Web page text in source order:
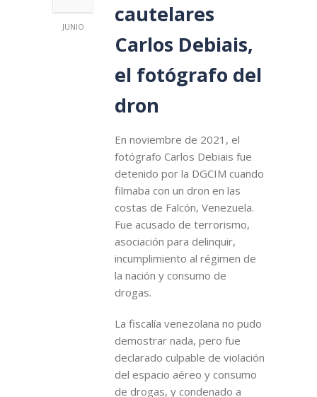
JUNIO
cautelares
Carlos Debiais,
el fotógrafo del
dron
En noviembre de 2021, el
fotógrafo Carlos Debiais fue
detenido por la DGCIM cuando
filmaba con un dron en las
costas de Falcón, Venezuela.
Fue acusado de terrorismo,
asociación para delinquir,
incumplimiento al régimen de
la nación y consumo de
drogas.
La fiscalía venezolana no pudo
demostrar nada, pero fue
declarado culpable de violación
del espacio aéreo y consumo
de drogas, y condenado a